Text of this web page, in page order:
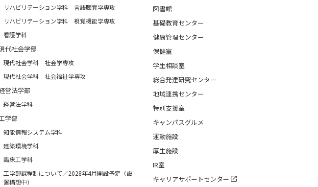
リハビリテーション学科 言語聴覚学専攻
リハビリテーション学科 視覚機能学専攻
看護学科
代社会学部
現代社会学科 社会学専攻
現代社会学科 社会福祉学専攻
営法学部
経営法学科
学部
知能情報システム学科
建築環境学科
臨床工学科
工学部課程制について／2028年4月開設予定（設
置構想中）
図書館
基礎教育センター
健康管理センター
保健室
学生相談室
総合発達研究センター
地域連携センター
特別支援室
キャンパスグルメ
運動施設
厚生施設
IR室
キャリアサポートセンター